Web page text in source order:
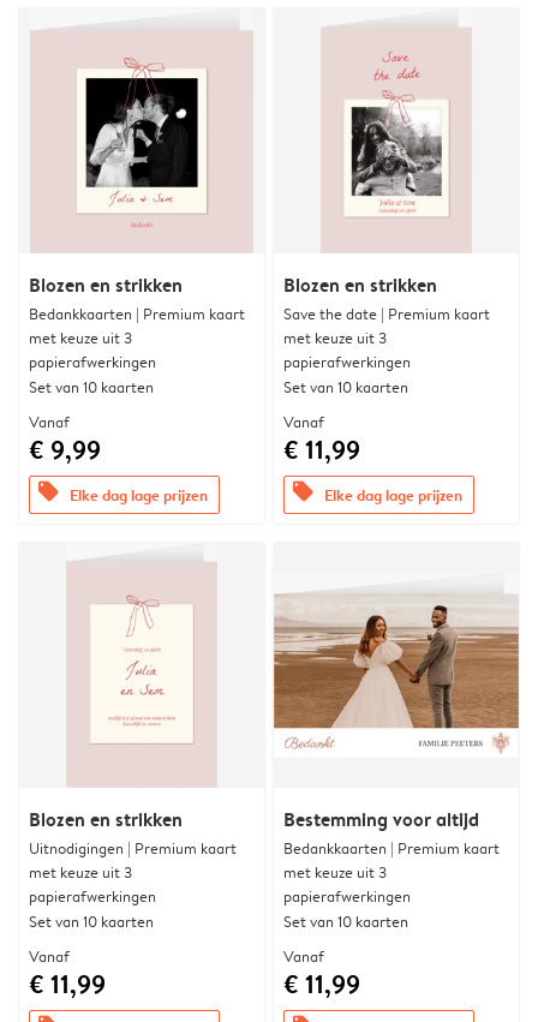
Blozen en strikken
Bedankkaarten | Premium kaart
met keuze uit 3
papierafwerkingen
Set van 10 kaarten
Vanaf
€ 9,99
offers Elke dag lage prijzen
Blozen en strikken
Save the date | Premium kaart
met keuze uit 3
papierafwerkingen
Set van 10 kaarten
Vanaf
€ 11,99
offers Elke dag lage prijzen
Blozen en strikken
Uitnodigingen | Premium kaart
met keuze uit 3
papierafwerkingen
Set van 10 kaarten
Vanaf
€ 11,99
Bestemming voor altijd
Bedankkaarten | Premium kaart
met keuze uit 3
papierafwerkingen
Set van 10 kaarten
Vanaf
€ 11,99